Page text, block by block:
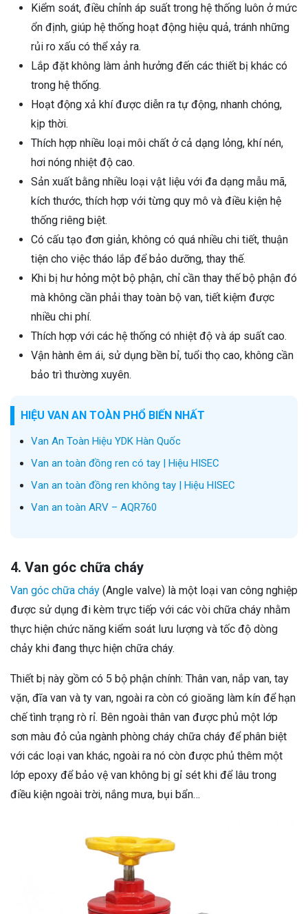
Kiểm soát, điều chỉnh áp suất trong hệ thống luôn ở mức
ổn định, giúp hệ thống hoạt động hiệu quả, tránh những
rủi ro xấu có thể xảy ra.
Lắp đặt không làm ảnh hưởng đến các thiết bị khác có
trong hệ thống.
Hoạt động xả khí được diễn ra tự động, nhanh chóng,
kịp thời.
Thích hợp nhiều loại môi chất ở cả dạng lỏng, khí nén,
hơi nóng nhiệt độ cao.
Sản xuất bằng nhiều loại vật liệu với đa dạng mẫu mã,
kích thước, thích hợp với từng quy mô và điều kiện hệ
thống riêng biệt.
Có cấu tạo đơn giản, không có quá nhiều chi tiết, thuận
tiện cho việc tháo lắp để bảo dưỡng, thay thế.
Khi bị hư hỏng một bộ phận, chỉ cần thay thế bộ phận đó
mà không cần phải thay toàn bộ van, tiết kiệm được
nhiều chi phí.
Thích hợp với các hệ thống có nhiệt độ và áp suất cao.
Vận hành êm ái, sử dụng bền bỉ, tuổi thọ cao, không cần
bảo trì thường xuyên.
HIỆU VAN AN TOÀN PHỔ BIẾN NHẤT
Van An Toàn Hiệu YDK Hàn Quốc
Van an toàn đồng ren có tay | Hiệu HISEC
Van an toàn đồng ren không tay | Hiệu HISEC
Van an toàn ARV – AQR760
4. Van góc chữa cháy
Van góc chữa cháy (Angle valve) là một loại van công nghiệp
được sử dụng đi kèm trực tiếp với các vòi chữa cháy nhằm
thực hiện chức năng kiểm soát lưu lượng và tốc độ dòng
chảy khi đang thực hiện chữa cháy.
Thiết bị này gồm có 5 bộ phận chính: Thân van, nắp van, tay
vặn, đĩa van và ty van, ngoài ra còn có gioăng làm kín để hạn
chế tình trạng rò rỉ. Bên ngoài thân van được phủ một lớp
sơn màu đỏ của ngành phòng cháy chữa cháy để phân biệt
với các loại van khác, ngoài ra nó còn được phủ thêm một
lớp epoxy để bảo vệ van không bị gỉ sét khi để lâu trong
điều kiện ngoài trời, nắng mưa, bụi bẩn…